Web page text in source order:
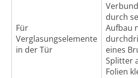
Für
Verglasungselemente
in der Tür
durch
Aufbau
eines
Splitter
Folien